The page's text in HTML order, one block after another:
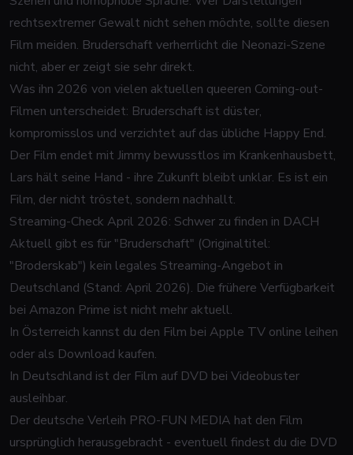
rechtsextremer Gewalt nicht sehen möchte, sollte diesen
Film meiden. Bruderschaft verherrlicht die Neonazi-Szene
nicht, aber er zeigt sie sehr direkt.
Was ihn 2026 von vielen aktuellen queeren Coming-out-
Filmen unterscheidet: Bruderschaft ist düster,
kompromisslos und verzichtet auf das übliche Happy End.
Der Film endet mit Jimmy bewusstlos im Krankenhausbett,
Lars hält seine Hand - ihre Zukunft bleibt unklar. Es ist ein
Film, der nicht tröstet, sondern nachhallt.
Streaming-Check April 2026: Schwer zu finden in DACH
Aktuell gibt es für "Bruderschaft" (Originaltitel:
"Broderskab") kein legales Streaming-Angebot in
Deutschland (Stand: April 2026). Die frühere Verfügbarkeit
bei Amazon Prime ist nicht mehr aktuell.
In Österreich kannst du den Film bei Apple TV online leihen
oder als Download kaufen.
In Deutschland ist der Film auf DVD bei Videobuster
ausleihbar.
Der deutsche Verleih PRO-FUN MEDIA hat den Film
ursprünglich herausgebracht - eventuell findest du die DVD